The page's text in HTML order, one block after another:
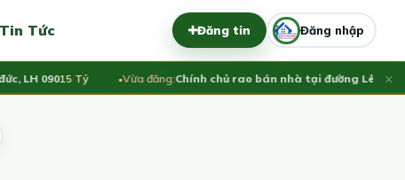
Tức Đăng tin Đăng nhập
090 15 Tỷ Vừa đăng:Chính chủ rao bán nhà tại đường Lê Duẩn -
×